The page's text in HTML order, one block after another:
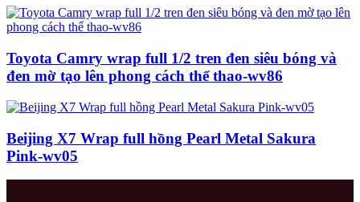
Toyota Camry wrap full 1/2 tren đen siêu bóng và
đen mờ tạo lên phong cách thể thao-wv86
Beijing X7 Wrap full hồng Pearl Metal Sakura
Pink-wv05